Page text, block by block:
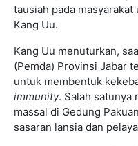
tausiah pada masyarakat
Kang Uu.
Kang Uu menuturkan,
(Pemda) Provinsi Jabar
untuk membentuk
immunity. Salah satunya
massal di Gedung
sasaran lansia dan